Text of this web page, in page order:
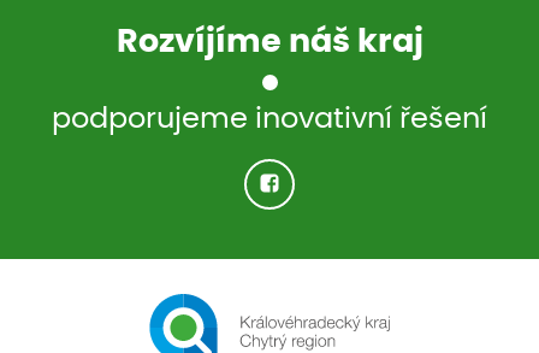
Rozvíjíme náš kraj
podporujeme inovativní řešení